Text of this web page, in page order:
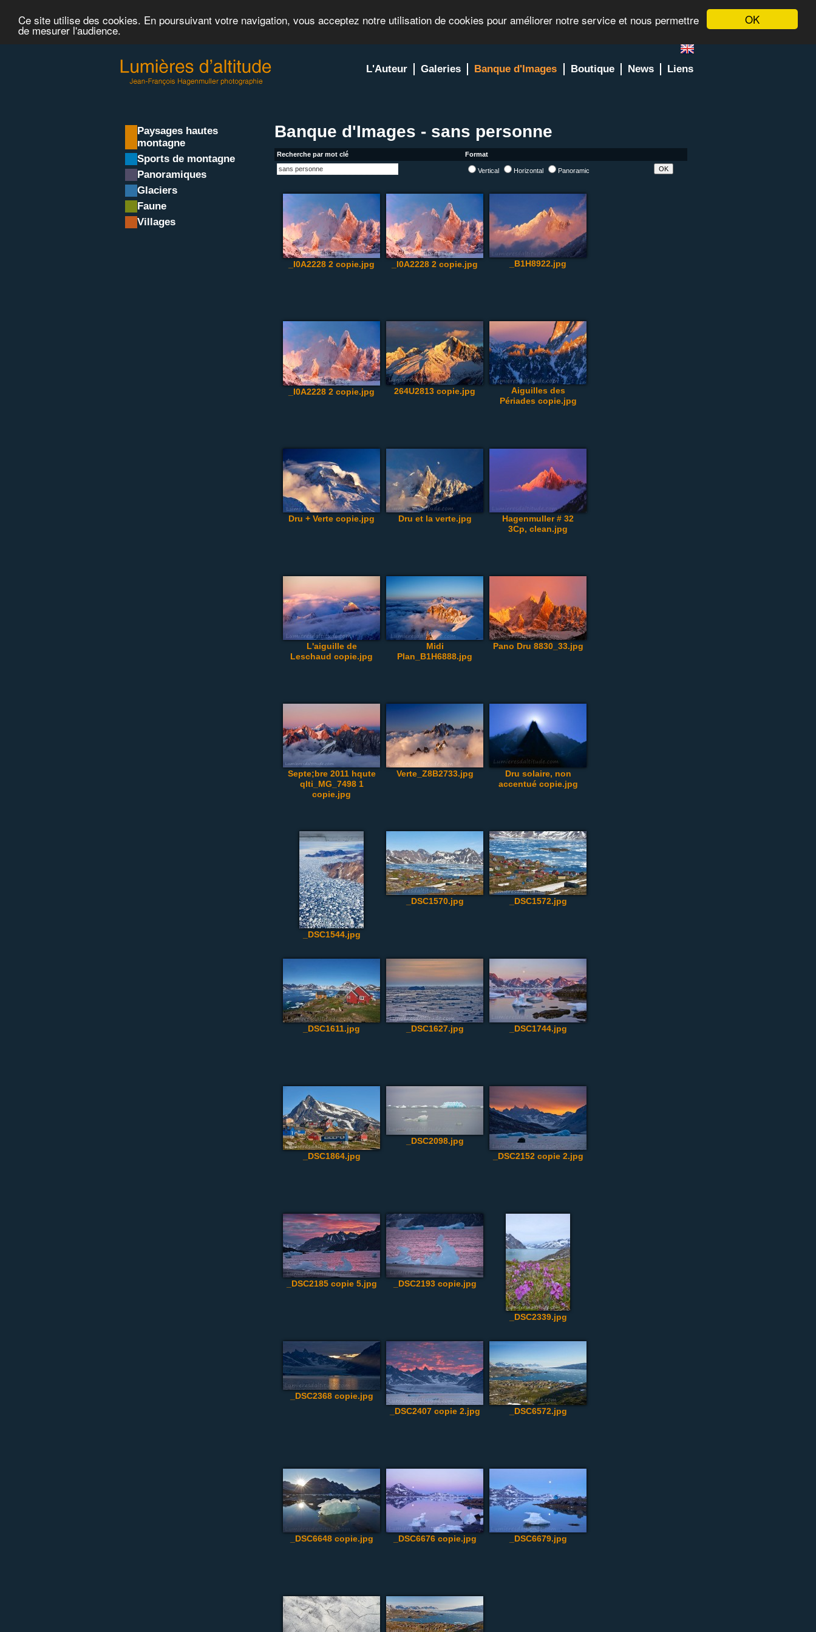
OK
Ce site utilise des cookies. En poursuivant votre navigation, vous acceptez notre utilisation de cookies pour améliorer notre service et nous permettre
de mesurer l'audience.
L'Auteur Galeries Banque d'Images Boutique News Liens
Paysages hautes
montagne
Sports de montagne
Panoramiques
Glaciers
Faune
Villages
Banque d'Images - sans personne
Recherche par mot clé Format
Vertical Horizontal Panoramic
_I0A2228 2 copie.jpg _I0A2228 2 copie.jpg _B1H8922.jpg
_I0A2228 2 copie.jpg 264U2813 copie.jpg
Aiguilles des
Périades copie.jpg
Dru + Verte copie.jpg Dru et la verte.jpg
Hagenmuller # 32
3Cp, clean.jpg
L'aiguille de
Leschaud copie.jpg
Midi
Plan_B1H6888.jpg
Pano Dru 8830_33.jpg
Septe;bre 2011 hqute
qlti_MG_7498 1
copie.jpg
Verte_Z8B2733.jpg
Dru solaire, non
accentué copie.jpg
_DSC1544.jpg
_DSC1570.jpg _DSC1572.jpg
_DSC1611.jpg _DSC1627.jpg _DSC1744.jpg
_DSC1864.jpg
_DSC2098.jpg
_DSC2152 copie 2.jpg
_DSC2185 copie 5.jpg _DSC2193 copie.jpg
_DSC2339.jpg
_DSC2368 copie.jpg
_DSC2407 copie 2.jpg
_DSC6572.jpg
_DSC6648 copie.jpg _DSC6676 copie.jpg _DSC6679.jpg